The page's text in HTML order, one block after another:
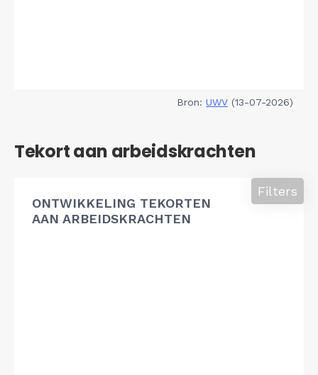
Bron: UWV (13-07-2026)
Tekort aan arbeidskrachten
ONTWIKKELING TEKORTEN
AAN ARBEIDSKRACHTEN
Filters